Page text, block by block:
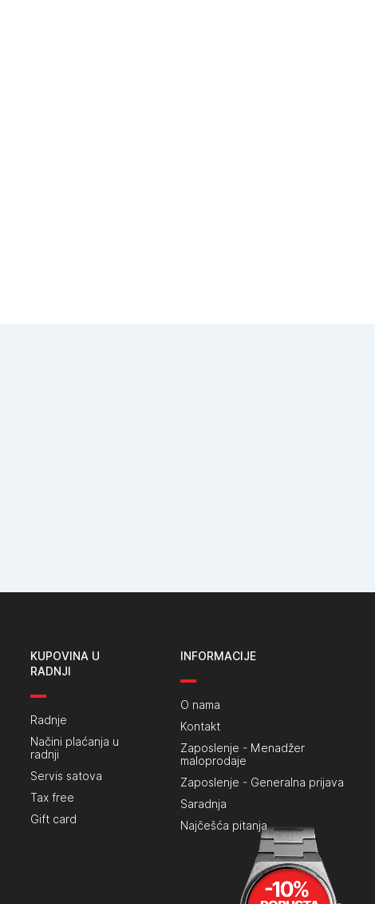
KUPOVINA U
RADNJI
Radnje
Načini plaćanja u
radnji
Servis satova
Tax free
Gift card
INFORMACIJE
O nama
Kontakt
Zaposlenje - Menadžer
maloprodaje
Zaposlenje - Generalna prijava
Saradnja
Najčešća pitanja